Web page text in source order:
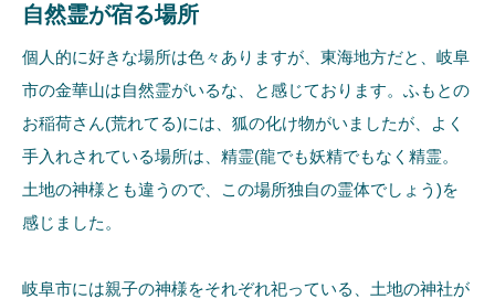
自然霊が宿る場所
個人的に好きな場所は色々ありますが、東海地方だと、岐阜
市の金華山は自然霊がいるな、と感じております。ふもとの
お稲荷さん(荒れてる)には、狐の化け物がいましたが、よく
手入れされている場所は、精霊(龍でも妖精でもなく精霊。
土地の神様とも違うので、この場所独自の霊体でしょう)を
感じました。
岐阜市には親子の神様をそれぞれ祀っている、土地の神社が